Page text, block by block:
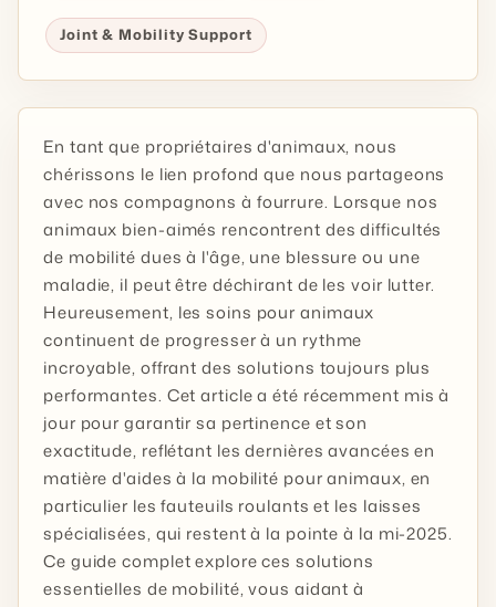
Joint & Mobility Support
En tant que propriétaires d'animaux, nous
chérissons le lien profond que nous partageons
avec nos compagnons à fourrure. Lorsque nos
animaux bien-aimés rencontrent des difficultés
de mobilité dues à l'âge, une blessure ou une
maladie, il peut être déchirant de les voir lutter.
Heureusement, les soins pour animaux
continuent de progresser à un rythme
incroyable, offrant des solutions toujours plus
performantes. Cet article a été récemment mis à
jour pour garantir sa pertinence et son
exactitude, reflétant les dernières avancées en
matière d'aides à la mobilité pour animaux, en
particulier les fauteuils roulants et les laisses
spécialisées, qui restent à la pointe à la mi-2025.
Ce guide complet explore ces solutions
essentielles de mobilité, vous aidant à